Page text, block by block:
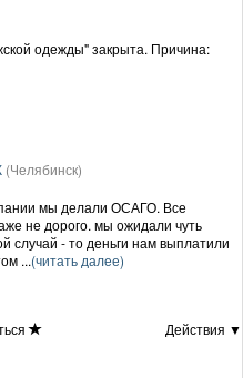
одежды" закрыта. Причина:
(Челябинск)
мы делали ОСАГО. Все
не дорого. мы ожидали чуть
случай - то деньги нам выплатили
...(читать далее)
Действия ▼